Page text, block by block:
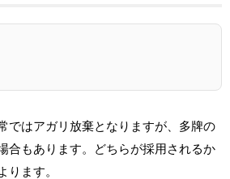
ではアガリ放棄となりますが、多牌の
合もあります。どちらが採用されるか
ります。